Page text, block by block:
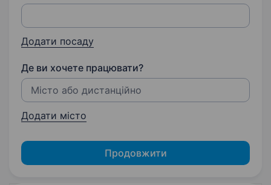
Додати посаду
Де ви хочете працювати?
Додати місто
Продовжити